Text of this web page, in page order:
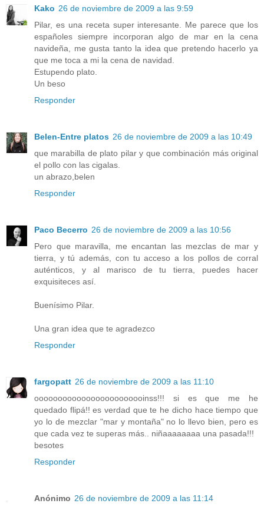
Kako 26 de noviembre de 2009 a las 9:59
Pilar, es una receta super interesante. Me parece que los
españoles siempre incorporan algo de mar en la cena
navideña, me gusta tanto la idea que pretendo hacerlo ya
que me toca a mi la cena de navidad.
Estupendo plato.
Un beso
Responder
Belen-Entre platos 26 de noviembre de 2009 a las 10:49
que marabilla de plato pilar y que combinación más original
el pollo con las cigalas.
un abrazo,belen
Responder
Paco Becerro 26 de noviembre de 2009 a las 10:56
Pero que maravilla, me encantan las mezclas de mar y
tierra, y tú además, con tu acceso a los pollos de corral
auténticos, y al marisco de tu tierra, puedes hacer
exquisiteces así.
Buenísimo Pilar.
Una gran idea que te agradezco
Responder
fargopatt 26 de noviembre de 2009 a las 11:10
oooooooooooooooooooooooinss!!! si es que me he
quedado flipá!! es verdad que te he dicho hace tiempo que
yo lo de mezclar "mar y montaña" no lo llevo bien, pero es
que cada vez te superas más.. niñaaaaaaaa una pasada!!!
besotes
Responder
Anónimo 26 de noviembre de 2009 a las 11:14